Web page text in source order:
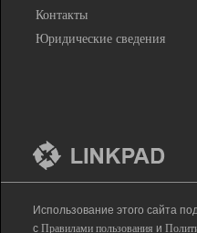
Контакты
Юридические сведения
Использование этого сайта
с Правилами пользования и